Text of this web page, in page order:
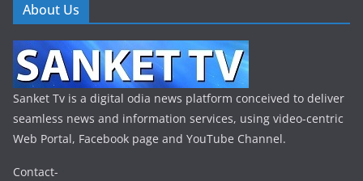
About Us
Sanket Tv is a digital odia news platform conceived to deliver
seamless news and information services, using video-centric
Web Portal, Facebook page and YouTube Channel.
Contact-